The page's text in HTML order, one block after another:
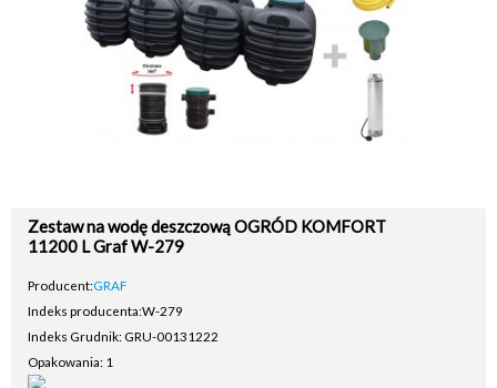
Zestaw na wodę deszczową OGRÓD KOMFORT
11200 L Graf W-279
Producent:GRAF
Indeks producenta:W-279
Indeks Grudnik: GRU-00131222
Opakowania: 1